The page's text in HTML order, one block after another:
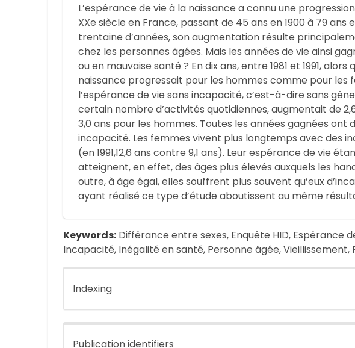
L’espérance de vie à la naissance a connu une
XXe siècle en France, passant de 45 ans en 1900 à 79 ans
trentaine d’années, son augmentation résulte
chez les personnes âgées. Mais les années de vie ainsi
ou en mauvaise santé ? En dix ans, entre 1981 et 1991,
naissance progressait pour les hommes comme pour les
l’espérance de vie sans incapacité, c’est-à-dire sans
certain nombre d’activités quotidiennes, augmentait de
3,0 ans pour les hommes. Toutes les années gagnées ont
incapacité. Les femmes vivent plus longtemps avec des
(en 1991,12,6 ans contre 9,1 ans). Leur espérance de vie
atteignent, en effet, des âges plus élevés auxquels les
outre, à âge égal, elles souffrent plus souvent qu’eux
ayant réalisé ce type d’étude aboutissent au même
Keywords: Différance entre sexes, Enquête HID, Espérance
Incapacité, Inégalité en santé, Personne âgée, Vieillissement,
Indexing
Publication identifiers